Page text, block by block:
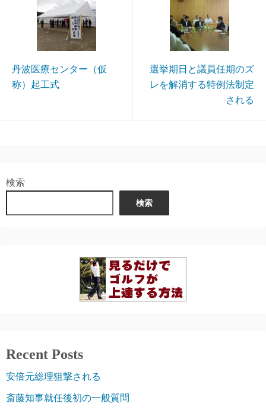
丹波医療センター（仮
称）起工式
選挙期日と議員任期のズ
レを解消する特例法制定
される
検索
検索
Recent Posts
安倍元総理狙撃される
斎藤知事就任後初の一般質問